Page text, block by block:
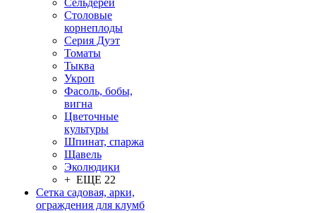
Сельдерей
Столовые
корнеплоды
Серия Дуэт
Томаты
Тыква
Укроп
Фасоль, бобы,
вигна
Цветочные
культуры
Шпинат, спаржа
Щавель
Эколюдики
+ ЕЩЕ 22
Сетка садовая, арки,
ограждения для клумб